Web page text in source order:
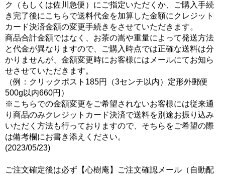
ク（もしくは佐川急便）にご指定いただくか、ご購入手続
き完了後にこちらで送料代金を加算した金額にクレジット
カード決済金額の変更手続きをさせていただきます。
商品合計金額ではなく、お茶の嵩や重量によって発送方法
と代金が異なりますので、ご購入時点では正確な送料は分
かりませんが、金額変更時にお客様にはメールにてお知ら
せさせていただきます。
（例：クリックポスト185円（3センチ以内）定形外郵便
500g以内660円）
※こちらでの金額変更をご希望されないお客様には従来通
り商品のみクレジットカード決済で送料を別途お振り込み
いただく方法も行っておりますので、そちらをご希望の際
は備考欄にお書き添えください。
(2023/05/23)
ご注文確定後は必ず【心樹庵】ご注文確認メール（自動配